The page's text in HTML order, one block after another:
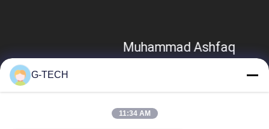
Muhammad Ashfaq
G-TECH
11:34 AM